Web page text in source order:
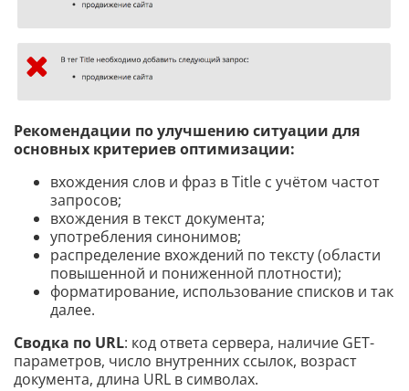
Рекомендации по улучшению ситуации для
основных критериев оптимизации:
вхождения слов и фраз в Title с учётом частот
запросов;
вхождения в текст документа;
употребления синонимов;
распределение вхождений по тексту (области
повышенной и пониженной плотности);
форматирование, использование списков и так
далее.
Сводка по URL: код ответа сервера, наличие GET-
параметров, число внутренних ссылок, возраст
документа, длина URL в символах.